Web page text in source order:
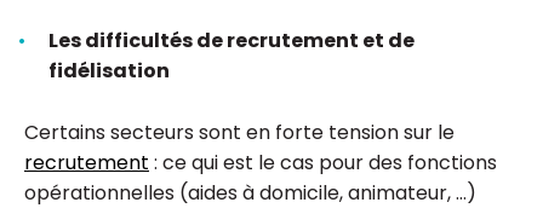
Les difficultés de recrutement et de
fidélisation
Certains secteurs sont en forte tension sur le
recrutement : ce qui est le cas pour des fonctions
opérationnelles (aides à domicile, animateur, …)